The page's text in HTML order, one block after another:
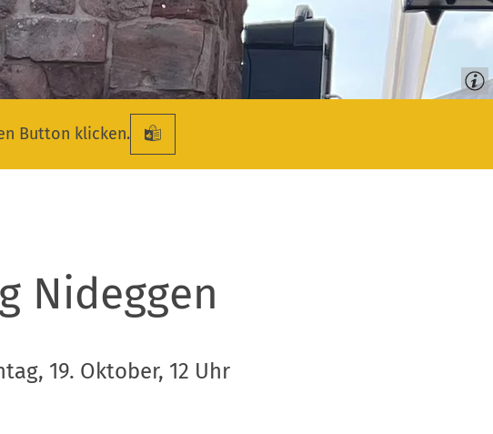
Button klicken.
Nideggen
19. Oktober, 12 Uhr